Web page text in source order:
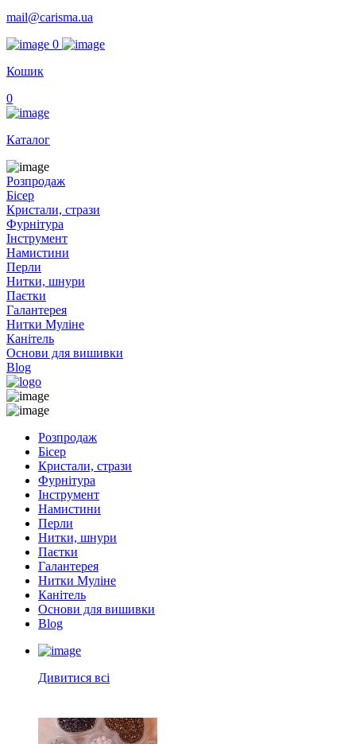
mail@carisma.ua
0
Кошик
0
Каталог
Розпродаж
Бісер
Кристали, стрази
Фурнітура
Інструмент
Намистини
Перли
Нитки, шнури
Паєтки
Галантерея
Нитки Муліне
Канітель
Основи для вишивки
Blog
Розпродаж
Бісер
Кристали, стрази
Фурнітура
Інструмент
Намистини
Перли
Нитки, шнури
Паєтки
Галантерея
Нитки Муліне
Канітель
Основи для вишивки
Blog
Дивитися всі